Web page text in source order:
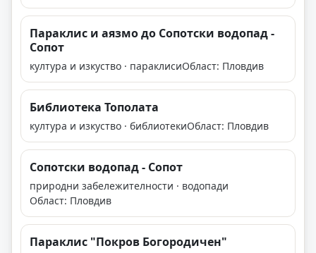
Параклис и аязмо до Сопотски водопад -
Сопот
култура и изкуство · параклисиОбласт: Пловдив
Библиотека Тополата
култура и изкуство · библиотекиОбласт: Пловдив
Сопотски водопад - Сопот
природни забележителности · водопади
Област: Пловдив
Параклис "Покров Богородичен"